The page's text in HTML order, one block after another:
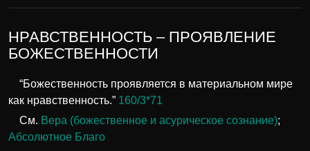
НРАВСТВЕННОСТЬ – ПРОЯВЛЕНИЕ
БОЖЕСТВЕННОСТИ
“Божественность проявляется в материальном мире
как нравственность.” 160/3*71
См. Вера (божественное и асурическое сознание);
Абсолютное Благо